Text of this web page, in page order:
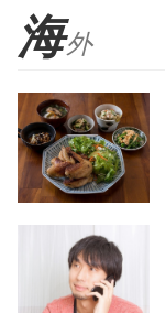
海外